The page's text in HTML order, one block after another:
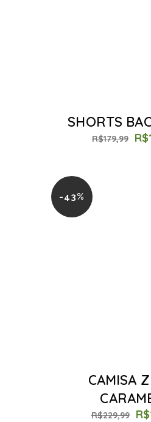
SHORTS
R$179,99 R$
-43%
CAMISA
R$229,99 R$